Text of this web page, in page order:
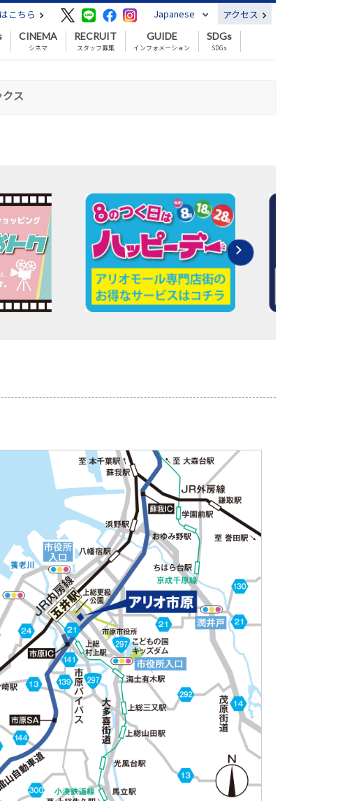
こちら Japanese アクセス
CINEMA
シネマ
RECRUIT
スタッフ募集
GUIDE
インフォメーション
SDGs
SDGs
ス